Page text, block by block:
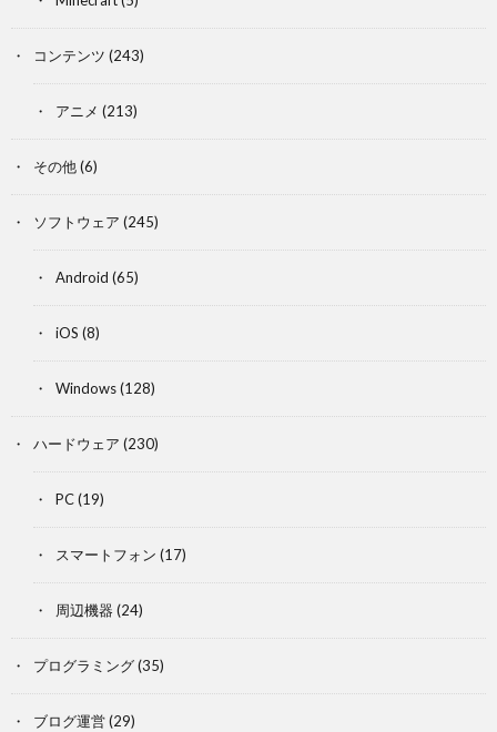
コンテンツ (243)
アニメ (213)
その他(6)
ソフトウェア (245)
Android (65)
iOS (8)
Windows(128)
ハードウェア (230)
PC(19)
スマートフォン (17)
周辺機器 (24)
プログラミング(35)
ブログ運営(29)